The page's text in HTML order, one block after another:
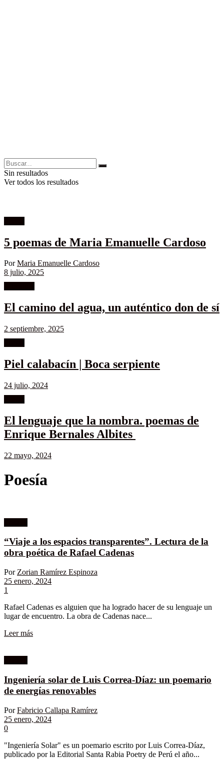
Sin resultados
Ver todos los resultados
5 poemas de Maria Emanuelle Cardoso
Por Maria Emanuelle Cardoso
8 julio, 2025
El camino del agua, un auténtico don de sí
2 septiembre, 2025
Piel calabacín | Boca serpiente
24 julio, 2024
El lenguaje que la nombra. poemas de
Enrique Bernales Albites
22 mayo, 2024
Poesía
“Viaje a los espacios transparentes”. Lectura de la
obra poética de Rafael Cadenas
Por Zorian Ramírez Espinoza
25 enero, 2024
1
Rafael Cadenas es alguien que ha logrado hacer de su lenguaje un
lugar de encuentro. La obra de Cadenas nace...
Leer más
Ingeniería solar de Luis Correa-Díaz: un poemario
de energías renovables
Por Fabricio Callapa Ramírez
25 enero, 2024
0
"Ingeniería Solar" es un poemario escrito por Luis Correa-Díaz,
publicado por la Editorial Santa Rabia Poetry de Perú el año...